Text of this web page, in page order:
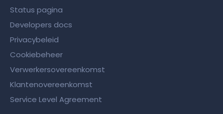
Status pagina
Developers docs
Privacybeleid
Cookiebeheer
Verwerkersovereenkomst
Klantenovereenkomst
Service Level Agreement